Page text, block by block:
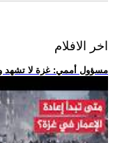
اخر الافلام
.. مسؤول أممي: غزة لا تشهد